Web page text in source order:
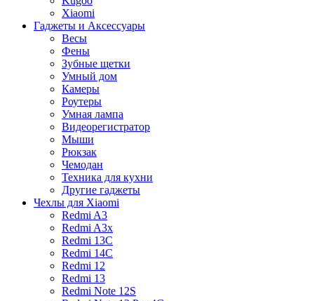
Xiaomi
Гаджеты и Аксессуары
Весы
Фены
Зубные щетки
Умный дом
Камеры
Роутеры
Умная лампа
Видеорегистратор
Мыши
Рюкзак
Чемодан
Техника для кухни
Другие гаджеты
Чехлы для Xiaomi
Redmi A3
Redmi A3x
Redmi 13C
Redmi 14C
Redmi 12
Redmi 13
Redmi Note 12S